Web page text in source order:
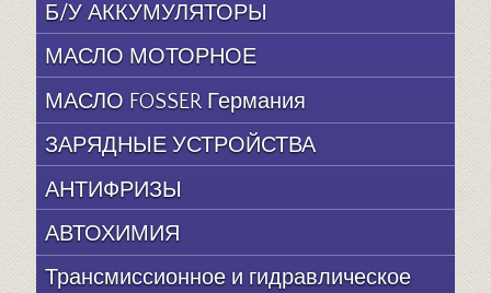
Б/У АККУМУЛЯТОРЫ
МАСЛО МОТОРНОЕ
МАСЛО FOSSER Германия
ЗАРЯДНЫЕ УСТРОЙСТВА
АНТИФРИЗЫ
АВТОХИМИЯ
Трансмиссионное и гидравлическое